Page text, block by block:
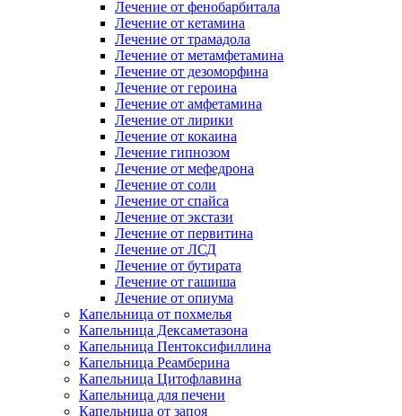
Лечение от фенобарбитала
Лечение от кетамина
Лечение от трамадола
Лечение от метамфетамина
Лечение от дезоморфина
Лечение от героина
Лечение от амфетамина
Лечение от лирики
Лечение от кокаина
Лечение гипнозом
Лечение от мефедрона
Лечение от соли
Лечение от спайса
Лечение от экстази
Лечение от первитина
Лечение от ЛСД
Лечение от бутирата
Лечение от гашиша
Лечение от опиума
Капельница от похмелья
Капельница Дексаметазона
Капельница Пентоксифиллина
Капельница Реамберина
Капельница Цитофлавина
Капельница для печени
Капельница от запоя